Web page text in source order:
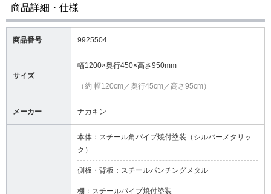
商品詳細・仕様
商品番号 9925504
サイズ
幅1200×奥行450×高さ950mm
（約 幅120cm／奥行45cm／高さ95cm）
メーカー ナカキン
本体：スチール角パイプ焼付塗装（シルバーメタリッ
ク）
側板・背板：スチールパンチングメタル
棚：スチールパイプ焼付塗装